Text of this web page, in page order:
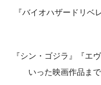
『バイオハザードリベ
『シン・ゴジラ』『エ
いった映画作品ま